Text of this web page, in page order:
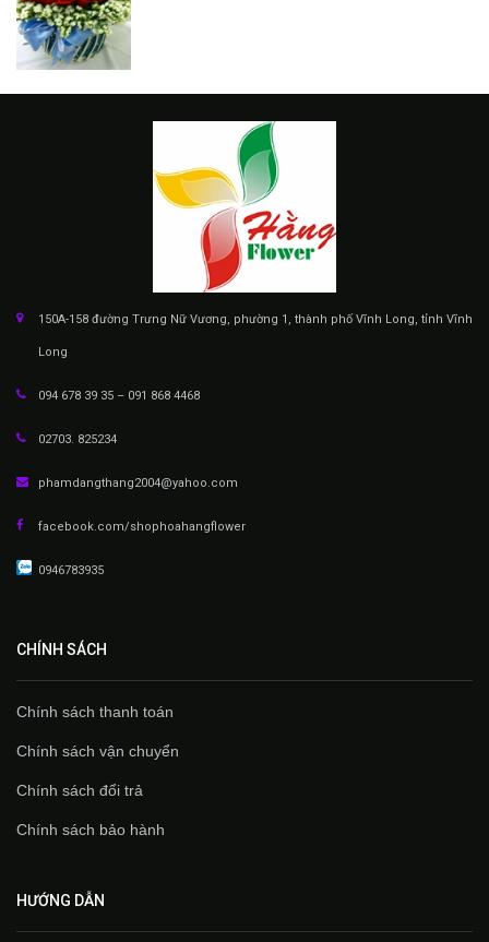
150A-158 đường Trưng Nữ Vương, phường 1, thành phố Vĩnh Long, tỉnh Vĩnh
Long
094 678 39 35 – 091 868 4468
02703. 825234
phamdangthang2004@yahoo.com
facebook.com/shophoahangflower
0946783935
CHÍNH SÁCH
Chính sách thanh toán
Chính sách vận chuyển
Chính sách đổi trả
Chính sách bảo hành
HƯỚNG DẪN